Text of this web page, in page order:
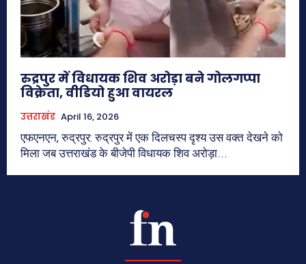
रुद्रपुर में विधायक शिव अरोड़ा बने गोलगप्पा
विक्रेता, वीडियो हुआ वायरल
उत्तराखंड April 16, 2026
एफएनएन, रुद्रपुर: रुद्रपुर में एक दिलचस्प दृश्य उस वक्त देखने को
मिला जब उत्तराखंड के बीजेपी विधायक शिव अरोड़ा...